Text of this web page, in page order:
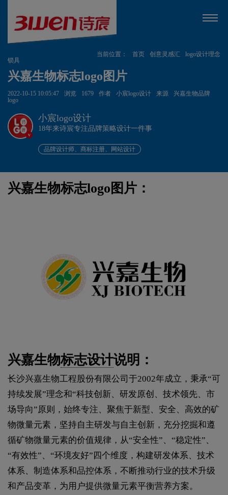
当前位置： 首页 创意灵感汇
logo设计理念
锁具
兴嘉生物标志logo图片
2022-10-15 10:05:47 浏览 1679 作者 小宸logo设计 来源
兴嘉生物品牌
logo
v
小宸logo设计
18年来诗宸专注品牌策略设计一件事
品牌设计师、商标注册、网站设计
兴嘉生物标志logo图片：
兴嘉生物标志设计说明：
长沙兴嘉生物工程股份有限公司于2002年成立，秉承“可
持续发展”理念和“科技创新、研发原创、技术领先、市
场导向”原则，始终专注、聚焦于新型、安全、高效的矿
物微量元素，坚持自主研发与自主创新，充分挖掘和遵
循矿物微量元素的价值规律，从“安全性”、“稳定性”、
“有效性”、“环境友好”四个维度，构建研发体系、技术
体系、制造体系和品控体系，不断推动行业的技术升级
和产品变革，为用户提供微量元素平衡营养方案。